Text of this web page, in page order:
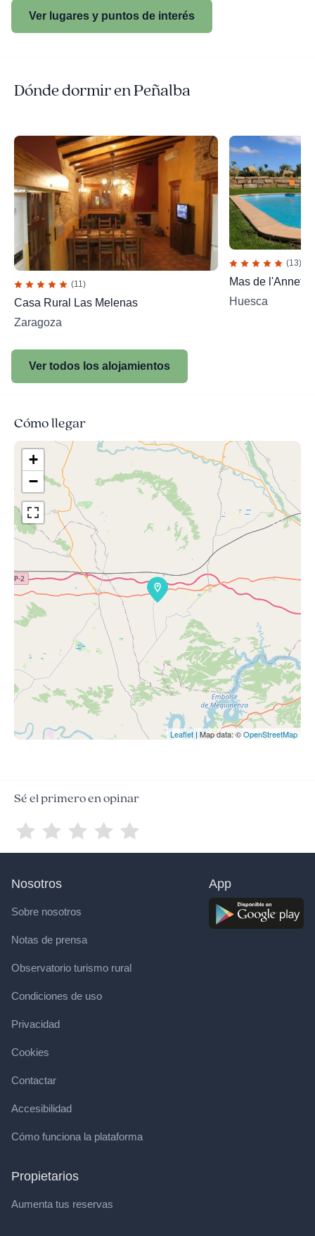
Ver lugares y puntos de interés
Dónde dormir en Peñalba
(11)
Casa Rural Las Melenas
Zaragoza
(13)
Mas de l'Anneta
Huesca
Ver todos los alojamientos
Cómo llegar
+
−
Leaflet | Map data: ©OpenStreetMap
Sé el primero en opinar
Nosotros
Sobre nosotros
Notas de prensa
Observatorio turismo rural
Condiciones de uso
Privacidad
Cookies
Contactar
Accesibilidad
Cómo funciona la plataforma
Propietarios
Aumenta tus reservas
App